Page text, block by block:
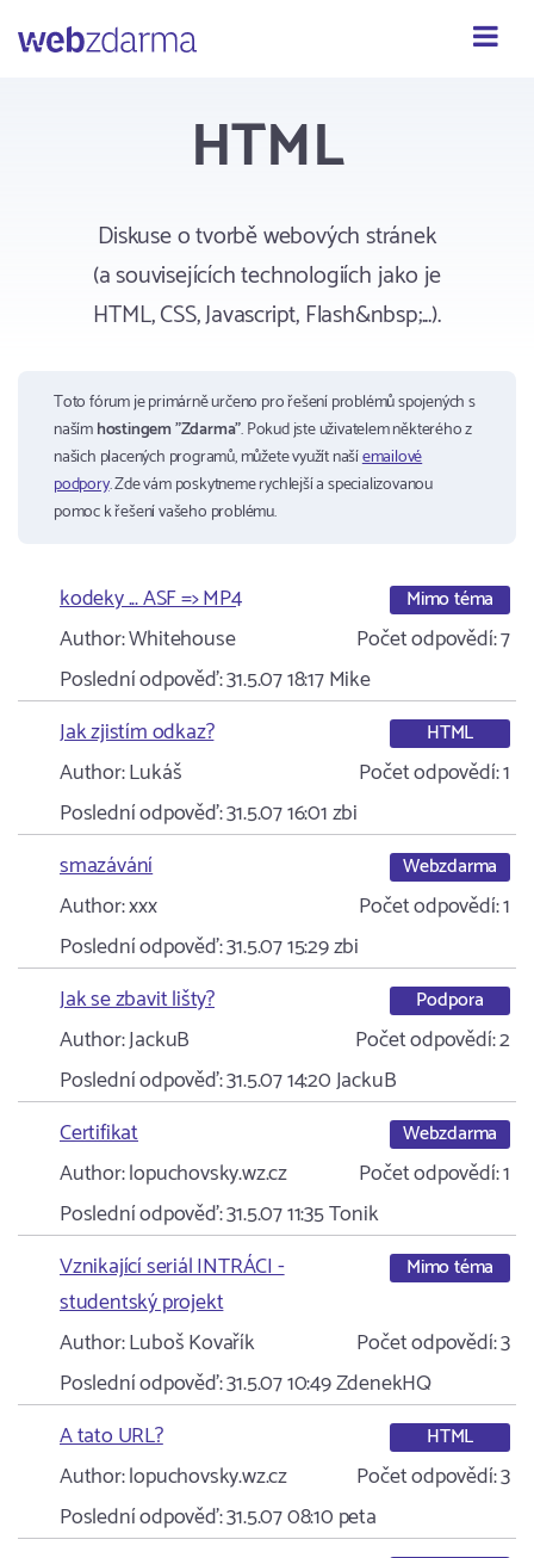
HTML
Diskuse o tvorbě webových stránek
(a souvisejících technologiích jako je
HTML, CSS, Javascript, Flash&nbsp;...).
Toto fórum je primárně určeno pro řešení problémů spojených s
našímhostingem "Zdarma". Pokud jste uživatelem některého z
našich placených programů, můžete využít našíemailové
podpory. Zde vám poskytneme rychlejší a specializovanou
pomoc k řešení vašeho problému.
kodeky ... ASF => MP4 Mimo téma
Author:Whitehouse Počet odpovědí:7
Poslední odpověď:31.5.07 18:17Mike
Jak zjistím odkaz?
HTML
Author:Lukáš Počet odpovědí:1
Poslední odpověď:31.5.07 16:01zbi
smazávání
Webzdarma
Author:xxx Počet odpovědí:1
Poslední odpověď:31.5.07 15:29zbi
Jak se zbavit lišty?
Podpora
Author:JackuB Počet odpovědí:2
Poslední odpověď:31.5.07 14:20JackuB
Certifikat
Webzdarma
Author:lopuchovsky.wz.cz Počet odpovědí:1
Poslední odpověď:31.5.07 11:35Tonik
Vznikající seriál INTRÁCI -
studentský projekt
Mimo téma
Author:Luboš Kovařík Počet odpovědí:3
Poslední odpověď:31.5.07 10:49ZdenekHQ
A tato URL?
HTML
Author:lopuchovsky.wz.cz Počet odpovědí:3
Poslední odpověď:31.5.07 08:10 peta